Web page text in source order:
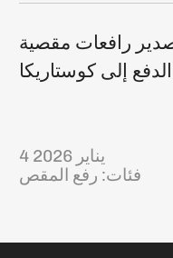
رافعات مقصية
الدفع إلى كوستاريكا
4 يناير 2026
فئات: رفع المقص